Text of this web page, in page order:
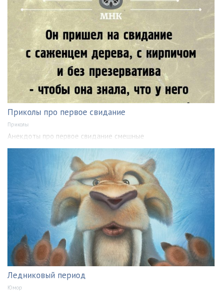
Приколы про первое свидание
Приколы
Анекдоты про первое свидание смешные
Ледниковый период
Юмор